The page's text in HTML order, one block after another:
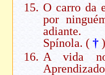
O carro da
por
Spínola. († )
A vida